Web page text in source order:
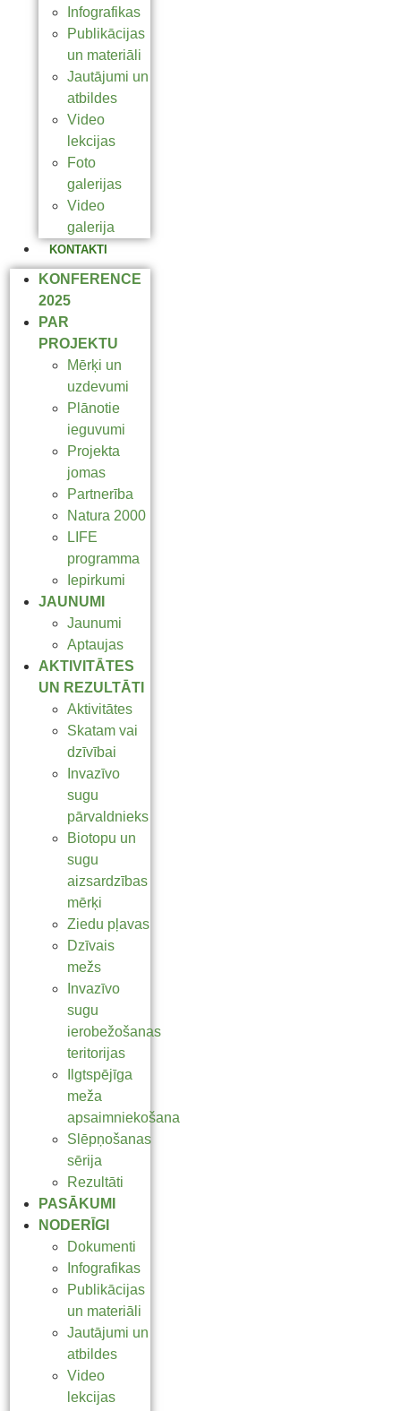
Infografikas
Publikācijas
un materiāli
Jautājumi un
atbildes
Video
lekcijas
Foto
galerijas
Video
galerija
KONTAKTI
KONFERENCE
2025
PAR
PROJEKTU
Mērķi un
uzdevumi
Plānotie
ieguvumi
Projekta
jomas
Partnerība
Natura 2000
LIFE
programma
Iepirkumi
JAUNUMI
Jaunumi
Aptaujas
AKTIVITĀTES
UN REZULTĀTI
Aktivitātes
Skatam vai
dzīvībai
Invazīvo
sugu
pārvaldnieks
Biotopu un
sugu
aizsardzības
mērķi
Ziedu pļavas
Dzīvais
mežs
Invazīvo
sugu
ierobežošanas
teritorijas
Ilgtspējīga
meža
apsaimniekošana
Slēpņošanas
sērija
Rezultāti
PASĀKUMI
NODERĪGI
Dokumenti
Infografikas
Publikācijas
un materiāli
Jautājumi un
atbildes
Video
lekcijas